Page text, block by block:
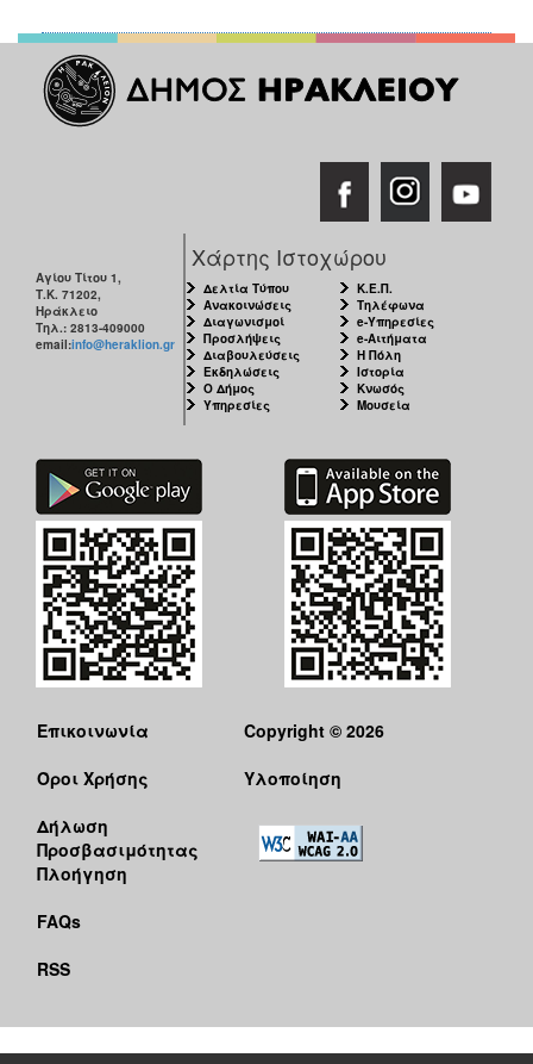
Αγίου Τίτου 1,
Τ.Κ. 71202,
Ηράκλειο
Τηλ.: 2813-409000
email:info@heraklion.gr
Χάρτης Ιστοχώρου
Δελτία Τύπου
Ανακοινώσεις
Διαγωνισμοί
Προσλήψεις
Διαβουλεύσεις
Εκδηλώσεις
Ο Δήμος
Υπηρεσίες
Κ.Ε.Π.
Τηλέφωνα
e-Υπηρεσίες
e-Αιτήματα
Η Πόλη
Ιστορία
Κνωσός
Μουσεία
Επικοινωνία
Όροι Χρήσης
Δήλωση
Προσβασιμότητας
Πλοήγηση
FAQs
RSS
Copyright © 2026
Υλοποίηση